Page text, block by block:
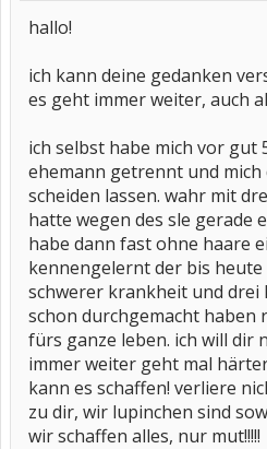
hallo!
ich kann deine gedanken
es geht immer weiter, auch
ich selbst habe mich vor gut
ehemann getrennt und mich
scheiden lassen. wahr mit
hatte wegen des sle gerade
habe dann fast ohne haare
kennengelernt der bis
schwerer krankheit und drei
schon durchgemacht haben
fürs ganze leben. ich will dir
immer weiter geht mal
kann es schaffen! verliere
zu dir, wir lupinchen sind
wir schaffen alles, nur mut!!!!!